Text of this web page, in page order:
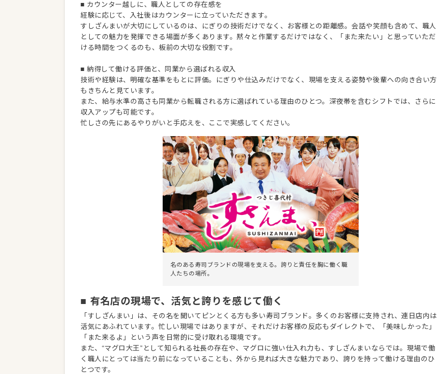
■ カウンター越しに、職人としての存在感を
経験に応じて、入社後はカウンターに立っていただきます。
すしざんまいが大切にしているのは、にぎりの技術だけでなく、お客様との距離感。会話や笑顔も含めて、職人
としての魅力を発揮できる場面が多くあります。黙々と作業するだけではなく、「また来たい」と思っていただ
ける時間をつくるのも、板前の大切な役割です。
■ 納得して働ける評価と、同業から選ばれる収入
技術や経験は、明確な基準をもとに評価。にぎりや仕込みだけでなく、現場を支える姿勢や後輩への向き合い方
もきちんと見ています。
また、給与水準の高さも同業から転職される方に選ばれている理由のひとつ。深夜帯を含むシフトでは、さらに
収入アップも可能です。
忙しさの先にあるやりがいと手応えを、ここで実感してください。
名のある寿司ブランドの現場を支える。誇りと責任を胸に働く職
人たちの場所。
■ 有名店の現場で、活気と誇りを感じて働く
「すしざんまい」は、その名を聞いてピンとくる方も多い寿司ブランド。多くのお客様に支持され、連日店内は
活気にあふれています。忙しい現場ではありますが、それだけお客様の反応もダイレクトで、「美味しかった」
「また来るよ」という声を日常的に受け取れる環境です。
また、“マグロ大王”として知られる社長の存在や、マグロに強い仕入れ力も、すしざんまいならでは。現場で働
く職人にとっては当たり前になっていることも、外から見れば大きな魅力であり、誇りを持って働ける理由のひ
とつです。